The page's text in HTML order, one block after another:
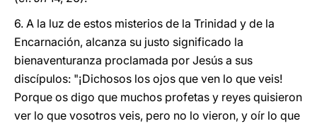
6. A la luz de estos misterios de la Trinidad y de la
Encarnación, alcanza su justo significado la
bienaventuranza proclamada por Jesús a sus
discípulos: "¡Dichosos los ojos que ven lo que veis!
Porque os digo que muchos profetas y reyes quisieron
ver lo que vosotros veis, pero no lo vieron, y oír lo que